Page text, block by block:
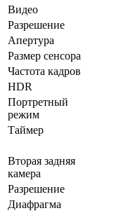
Видео
Разрешение
Апертура
Размер сенсора
Частота кадров
HDR
Портретный
режим
Таймер
Вторая задняя
камера
Разрешение
Диафрагма